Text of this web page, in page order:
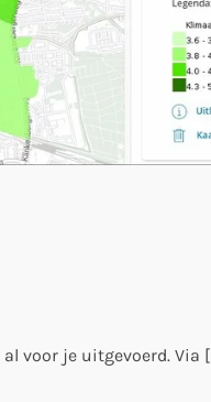
voor je uitgevoerd. Via [